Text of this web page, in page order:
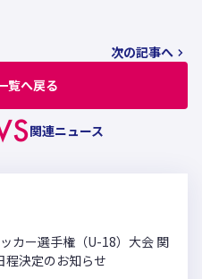
覧へ戻る
次の記事へ
関連ニュース
カー選手権（U-18）大会 関
程決定のお知らせ